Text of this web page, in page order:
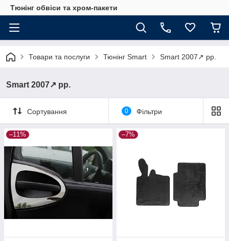
Тюнінг обвіси та хром-пакети
Товари та послуги Тюнінг Smart Smart 2007↗ рр.
Smart 2007↗ рр.
Сортування 0 Фільтри
–11% –7%